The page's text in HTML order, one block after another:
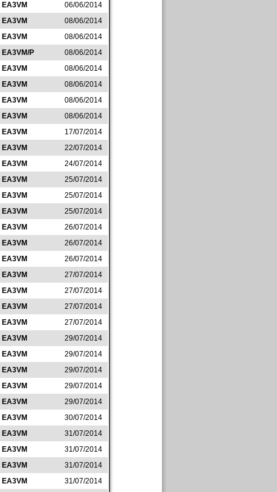
EA3VM
06/06/2014
EA3VM
08/06/2014
EA3VM
08/06/2014
EA3VM/P
08/06/2014
EA3VM
08/06/2014
EA3VM
08/06/2014
EA3VM
08/06/2014
EA3VM
08/06/2014
EA3VM
17/07/2014
EA3VM
22/07/2014
EA3VM
24/07/2014
EA3VM
25/07/2014
EA3VM
25/07/2014
EA3VM
25/07/2014
EA3VM
26/07/2014
EA3VM
26/07/2014
EA3VM
26/07/2014
EA3VM
27/07/2014
EA3VM
27/07/2014
EA3VM
27/07/2014
EA3VM
27/07/2014
EA3VM
29/07/2014
EA3VM
29/07/2014
EA3VM
29/07/2014
EA3VM
29/07/2014
EA3VM
29/07/2014
EA3VM
30/07/2014
EA3VM
31/07/2014
EA3VM
31/07/2014
EA3VM
31/07/2014
EA3VM
31/07/2014